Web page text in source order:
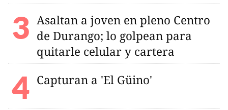
Asaltan a joven en pleno Centro
de Durango; lo golpean para
quitarle celular y cartera
Capturan a 'El Güino'